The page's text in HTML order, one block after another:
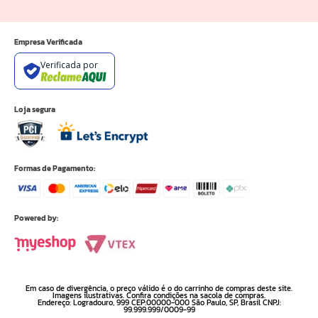
Empresa Verificada
Verificada por
Loja segura
Formas de Pagamento:
Powered by:
Em caso de divergência, o preço válido é o do carrinho de compras deste site.
Imagens ilustrativas. Confira condições na sacola de compras.
Endereço: Logradouro, 999 CEP:00000-000 São Paulo, SP, Brasil CNPJ:
99.999.999/0009-99